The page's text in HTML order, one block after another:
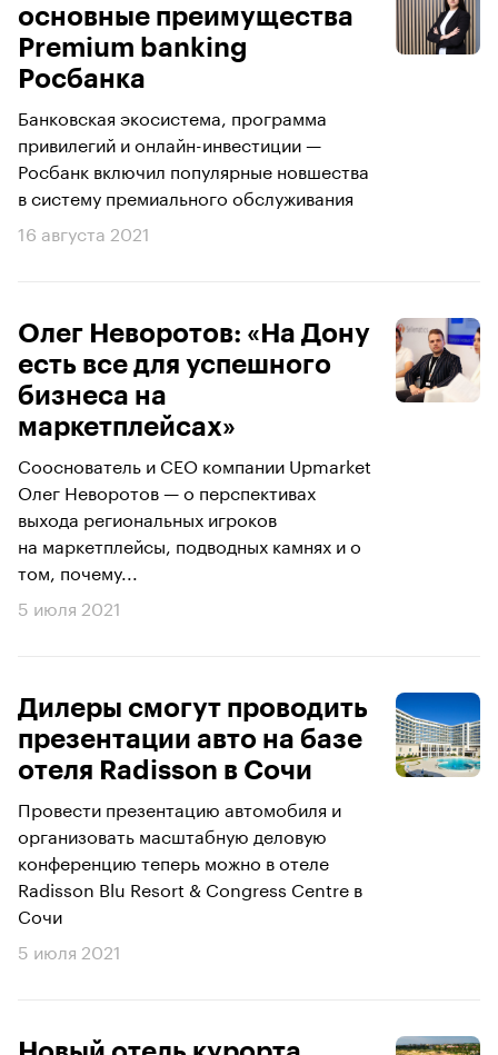
основные преимущества
Premium banking
Росбанка
Банковская экосистема, программа
привилегий и онлайн-инвестиции —
Росбанк включил популярные новшества
в систему премиального обслуживания
16 августа 2021
Олег Неворотов: «На Дону
есть все для успешного
бизнеса на
маркетплейсах»
Сооснователь и CEO компании Upmarket
Олег Неворотов — о перспективах
выхода региональных игроков
на маркетплейсы, подводных камнях и о
том, почему...
5 июля 2021
Дилеры смогут проводить
презентации авто на базе
отеля Radisson в Сочи
Провести презентацию автомобиля и
организовать масштабную деловую
конференцию теперь можно в отеле
Radisson Blu Resort & Congress Centre в
Сочи
5 июля 2021